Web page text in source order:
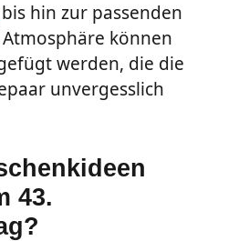
bis hin zur passenden
können
werden, die die
unvergesslich
43.